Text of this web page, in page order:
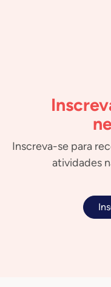
Inscreva-se para
atividades